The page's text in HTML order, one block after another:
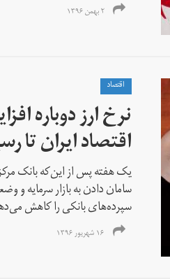
۲ بهمن ۱۳۹۶
اقتصاد
نرخ ارز دوباره
اقتصاد ایران تا
یک هفته پس از این‌که بانک
سامان دادن به بازار سرمایه و
سپرده‌های بانکی را کاهش
۱۶ شهریور ۱۳۹۶